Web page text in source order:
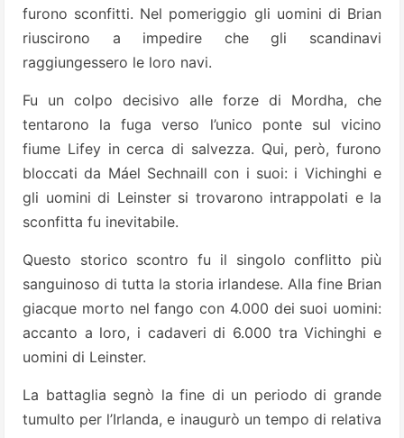
furono sconfitti. Nel pomeriggio gli uomini di Brian
riuscirono a impedire che gli scandinavi
raggiungessero le loro navi.
Fu un colpo decisivo alle forze di Mordha, che
tentarono la fuga verso l’unico ponte sul vicino
fiume Lifey in cerca di salvezza. Qui, però, furono
bloccati da Máel Sechnaill con i suoi: i Vichinghi e
gli uomini di Leinster si trovarono intrappolati e la
sconfitta fu inevitabile.
Questo storico scontro fu il singolo conflitto più
sanguinoso di tutta la storia irlandese. Alla fine Brian
giacque morto nel fango con 4.000 dei suoi uomini:
accanto a loro, i cadaveri di 6.000 tra Vichinghi e
uomini di Leinster.
La battaglia segnò la fine di un periodo di grande
tumulto per l’Irlanda, e inaugurò un tempo di relativa